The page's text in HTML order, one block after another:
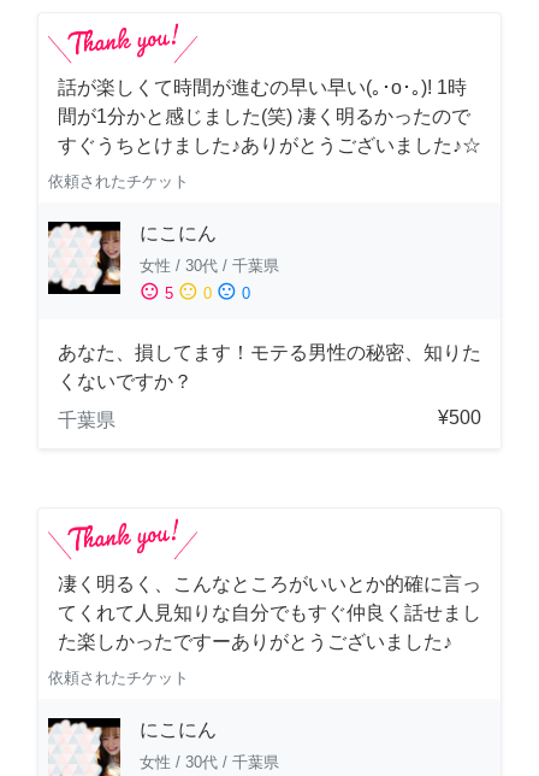
話が楽しくて時間が進むの早い早い(｡･о･｡)! 1時
間が1分かと感じました(笑) 凄く明るかったので
すぐうちとけました♪ありがとうございました♪☆
依頼されたチケット
にこにん
女性 / 30代 / 千葉県
sentiment_satisfied 5 sentiment_neutral 0 sentiment_dissatisfied 0
あなた、損してます！モテる男性の秘密、知りた
くないですか？
千葉県
¥500
凄く明るく、こんなところがいいとか的確に言っ
てくれて人見知りな自分でもすぐ仲良く話せまし
た楽しかったですーありがとうございました♪
依頼されたチケット
にこにん
女性 / 30代 / 千葉県